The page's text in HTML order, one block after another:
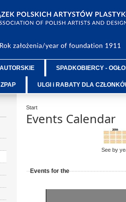
SPADKOBIERCY -
ULGI i RABATY DLA
Start
Events Calendar
See by
Events for the